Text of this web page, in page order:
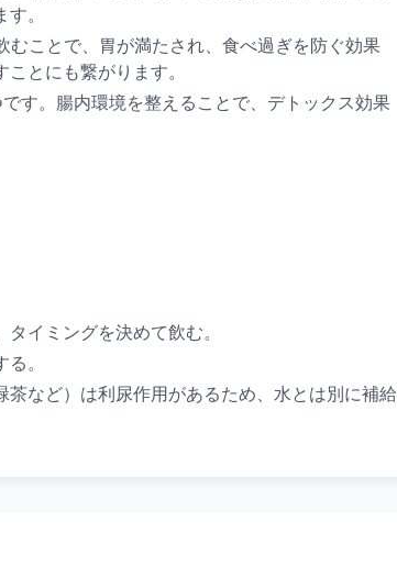
。
むことで、胃が満たされ、食べ過ぎを防ぐ効果
とにも繋がります。
す。腸内環境を整えることで、デトックス効果
イミングを決めて飲む。
。
など）は利尿作用があるため、水とは別に補給